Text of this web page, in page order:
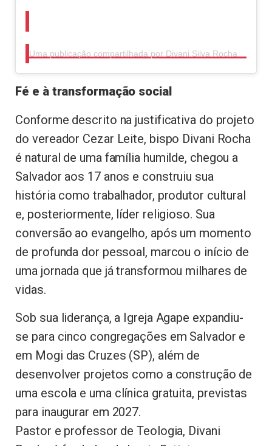
Fé e à transformação social
Conforme descrito na justificativa do projeto
do vereador Cezar Leite, bispo Divani Rocha
é natural de uma família humilde, chegou a
Salvador aos 17 anos e construiu sua
história como trabalhador, produtor cultural
e, posteriormente, líder religioso. Sua
conversão ao evangelho, após um momento
de profunda dor pessoal, marcou o início de
uma jornada que já transformou milhares de
vidas.
Sob sua liderança, a Igreja Agape expandiu-
se para cinco congregações em Salvador e
em Mogi das Cruzes (SP), além de
desenvolver projetos como a construção de
uma escola e uma clínica gratuita, previstas
para inaugurar em 2027.
Pastor e professor de Teologia, Divani